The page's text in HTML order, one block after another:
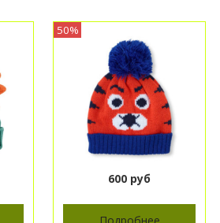
50%
600 руб
Подробнее